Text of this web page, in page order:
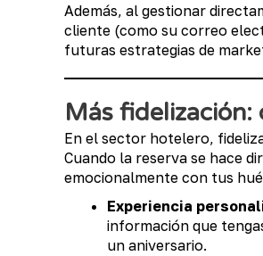
Además, al gestionar
cliente (como su correo
futuras estrategias de
Más fidelización:
En el sector hotelero,
Cuando la reserva se hace
emocionalmente con tus
Experiencia
información que
un aniversario.